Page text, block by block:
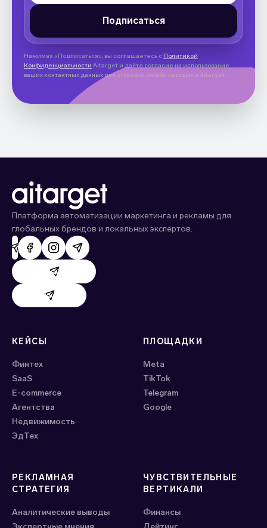
Нажимая «Подписаться», вы соглашаетесь с Политикой
Конфиденциальности Aitarget и даёте согласие на использование
ваших контактных данных для отправки имейл рассылки Aitarget.
Платформа автоматизации маркетинга и рекламы для
глобальных брендов и локальных экспертов.
Поддержка AdHand
Поддержка Evido
КЕЙСЫ
Финтех
SaaS
E-commerce
Агентства
Недвижимость
ЭдТех
ПЛОЩАДКИ
Meta
ТikTok
Telegram
Google
РЕКЛАМНАЯ
СТРАТЕГИЯ
Аналитические выводы
ЧУВСТВИТЕЛЬНЫЕ
ВЕРТИКАЛИ
Финансы